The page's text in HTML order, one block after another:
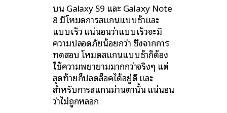
บน Galaxy S9 และ Galaxy Note
8 มีโหมดการสแกนแบบช้าและ
แบบเร็ว แน่นอนว่าแบบเร็วจะมี
ความปลอดภัยน้อยกว่า ซึ่งจากการ
ทดสอบ โหมดสแกนแบบช้าก็ต้อง
ใช้ความพยายามมากกว่าจริงๆ แต่
สุดท้ายก็ปลดล็อคได้อยู่ดี และ
สำหรับการสแกนม่านตานั้น แน่นอน
ว่าไม่ถูกหลอก